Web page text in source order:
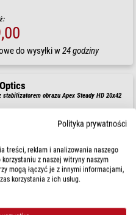
do wysyłki w24 godziny
stabilizatorem obrazu Apex Steady HD 20x42
do wysyłki w3-7 dni
Polityka prywatności
treści, reklam i analizowania naszego
z naszej witryny naszym
mogą łączyć je z innymi informacjami,
korzystania z ich usług.